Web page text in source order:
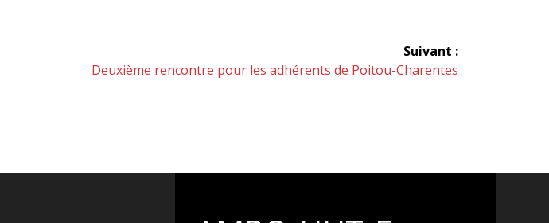
Suivant :
Article
Deuxième rencontre pour les adhérents de Poitou-Charentes